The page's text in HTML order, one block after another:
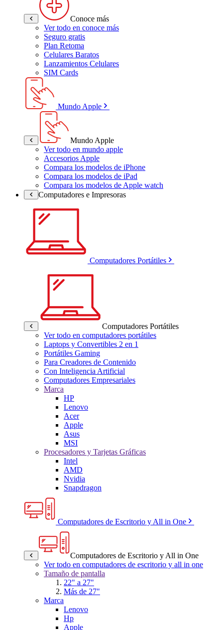
Conoce más
Ver todo en conoce más
Seguro gratis
Plan Retoma
Celulares Baratos
Lanzamientos Celulares
SIM Cards
Mundo Apple
Mundo Apple
Ver todo en mundo apple
Accesorios Apple
Compara los modelos de iPhone
Compara los modelos de iPad
Compara los modelos de Apple watch
Computadores e Impresoras
Computadores Portátiles
Computadores Portátiles
Ver todo en computadores portátiles
Laptops y Convertibles 2 en 1
Portátiles Gaming
Para Creadores de Contenido
Con Inteligencia Artificial
Computadores Empresariales
Marca
HP
Lenovo
Acer
Apple
Asus
MSI
Procesadores y Tarjetas Gráficas
Intel
AMD
Nvidia
Snapdragon
Computadores de Escritorio y All in One
Computadores de Escritorio y All in One
Ver todo en computadores de escritorio y all in one
Tamaño de pantalla
22" a 27"
Más de 27"
Marca
Lenovo
Hp
Apple